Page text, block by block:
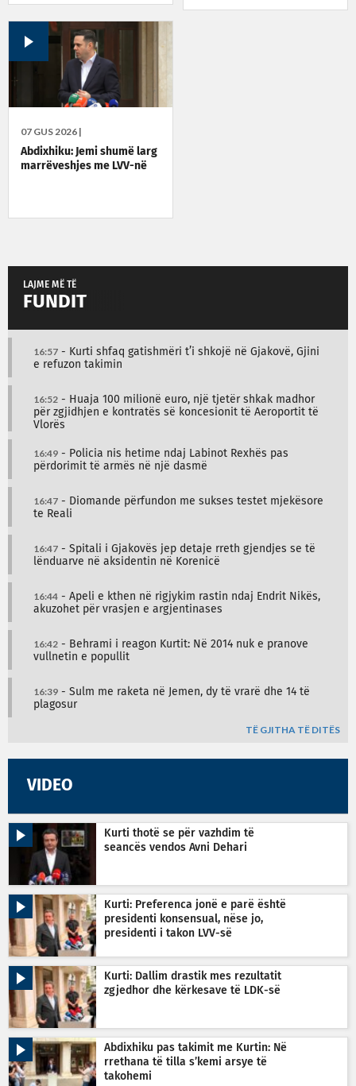
07 GUS 2026 |
Abdixhiku: Jemi shumë larg
marrëveshjes me LVV-në
LAJME MË TË
FUNDIT
16:57 - Kurti shfaq gatishmëri t’i shkojë në Gjakovë, Gjini
e refuzon takimin
16:52 - Huaja 100 milionë euro, një tjetër shkak madhor
për zgjidhjen e kontratës së koncesionit të Aeroportit të
Vlorës
16:49 - Policia nis hetime ndaj Labinot Rexhës pas
përdorimit të armës në një dasmë
16:47 - Diomande përfundon me sukses testet mjekësore
te Reali
16:47 - Spitali i Gjakovës jep detaje rreth gjendjes se të
lënduarve në aksidentin në Korenicë
16:44 - Apeli e kthen në rigjykim rastin ndaj Endrit Nikës,
akuzohet për vrasjen e argjentinases
16:42 - Behrami i reagon Kurtit: Në 2014 nuk e pranove
vullnetin e popullit
16:39 - Sulm me raketa në Jemen, dy të vrarë dhe 14 të
plagosur
TË GJITHA TË DITËS
VIDEO
Kurti thotë se për vazhdim të
seancës vendos Avni Dehari
Kurti: Preferenca jonë e parë është
presidenti konsensual, nëse jo,
presidenti i takon LVV-së
Kurti: Dallim drastik mes rezultatit
zgjedhor dhe kërkesave të LDK-së
Abdixhiku pas takimit me Kurtin: Në
rrethana të tilla s’kemi arsye të
takohemi